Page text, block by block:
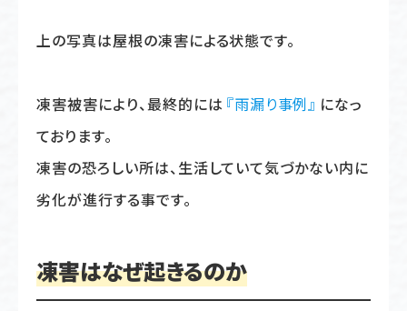
上の写真は屋根の凍害による状態です。
凍害被害により、最終的には 『雨漏り事例』 になっ
ております。
凍害の恐ろしい所は、生活していて気づかない内に
劣化が進行する事です。
凍害はなぜ起きるのか